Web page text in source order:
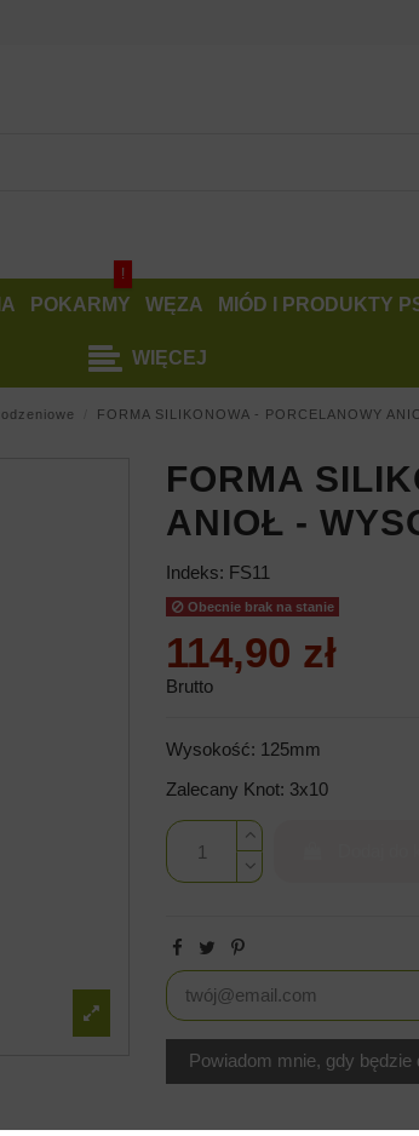
POKARMY
!
WĘZA MIÓD I PRODUKTY
WIĘCEJ
FORMA SILIKONOWA - PORCELANOWY
FORMA
ANIOŁ -
Indeks: FS11
Obecnie brak na stanie
114,90 zł
Brutto
Wysokość: 125mm
Zalecany Knot: 3x10